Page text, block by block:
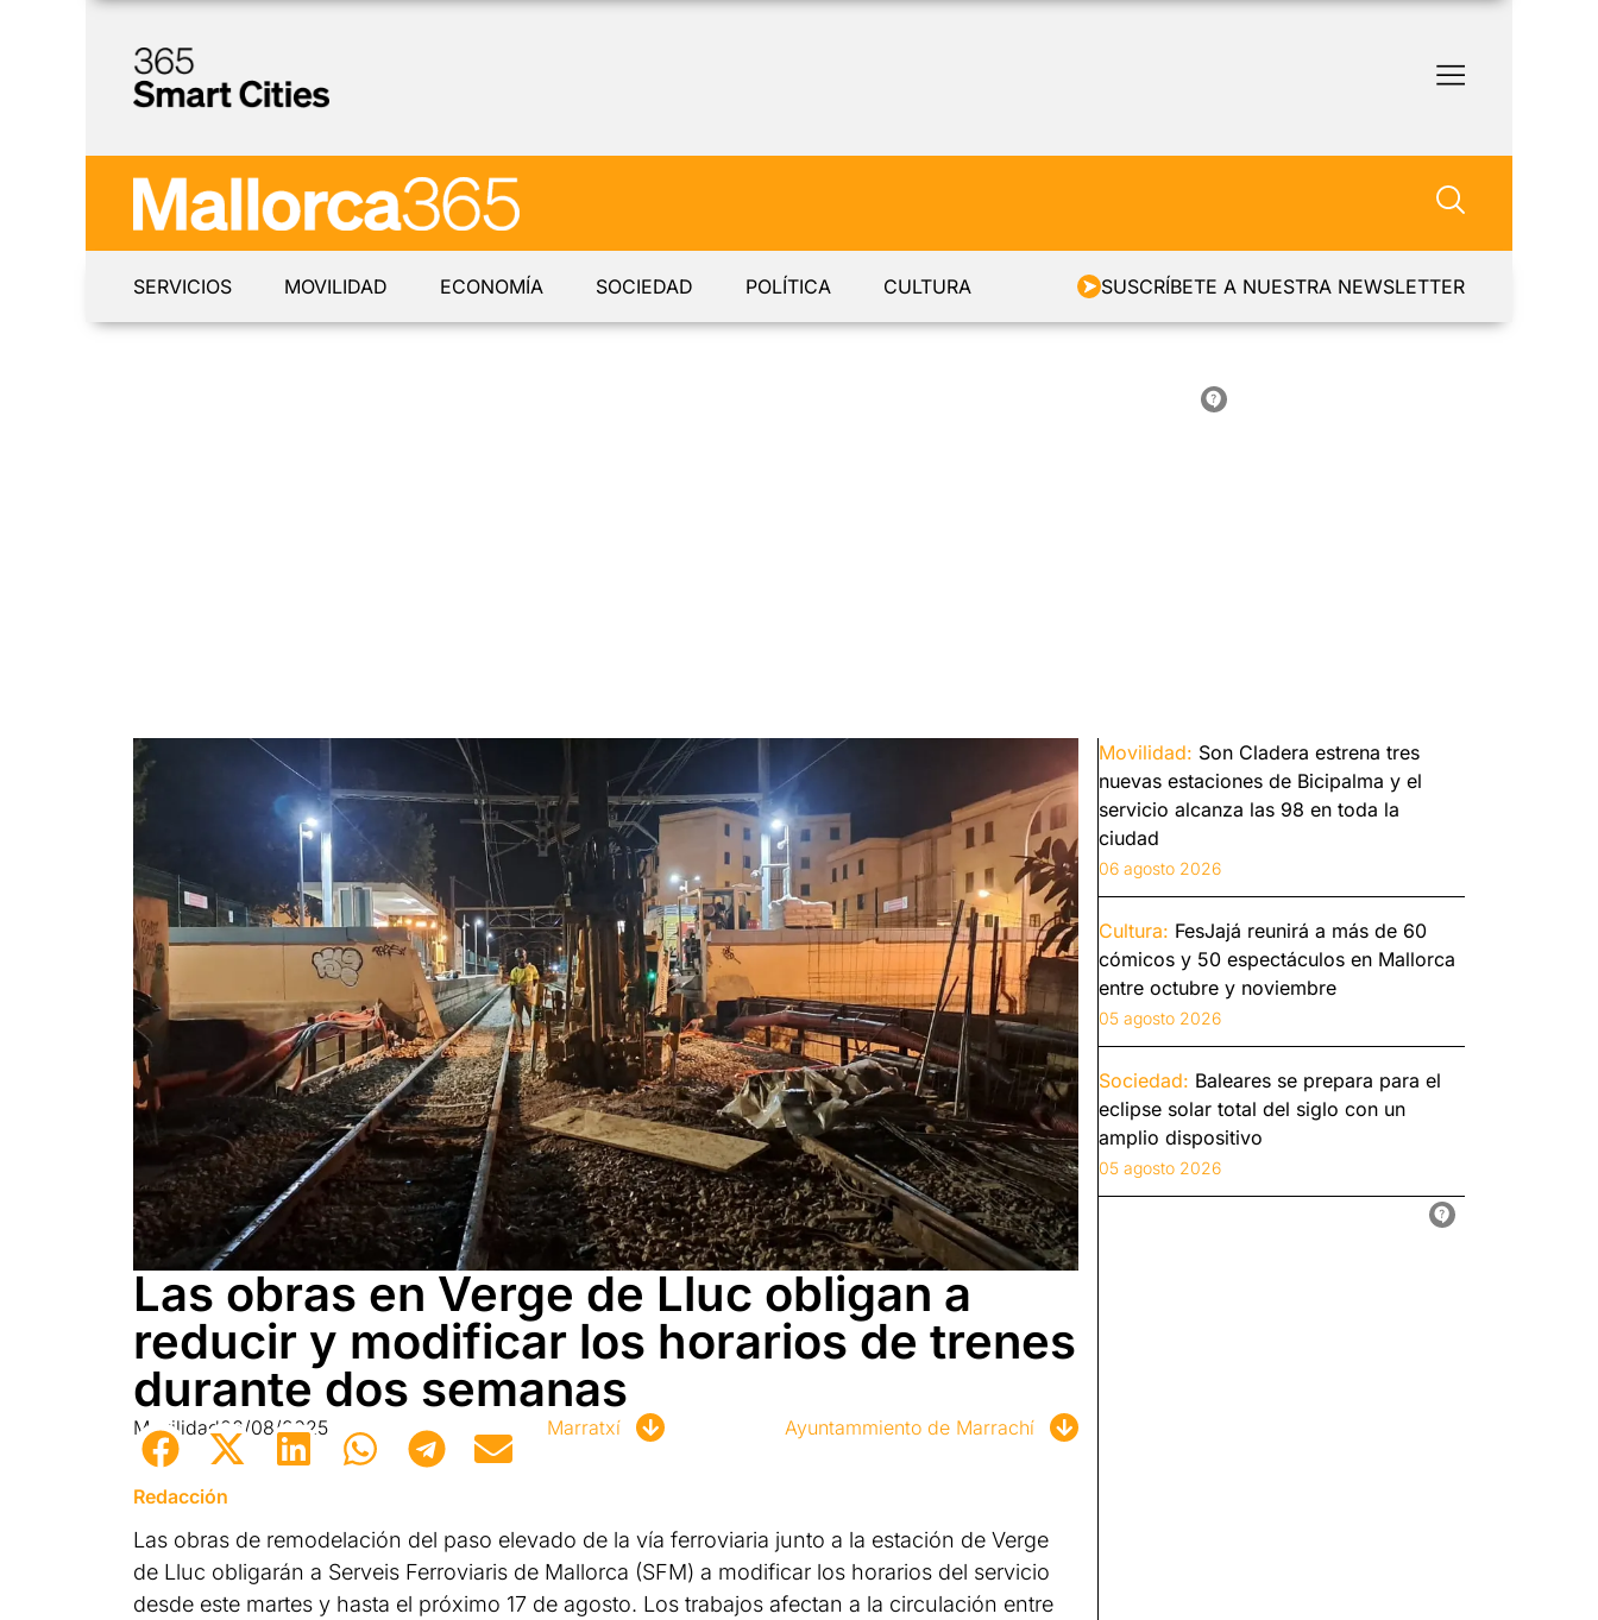
SERVICIOS MOVILIDAD ECONOMÍA SOCIEDAD POLÍTICA CULTURA SUSCRÍBETE A NUESTRA NEWSLETTER
Las obras en Verge de Lluc obligan a
reducir y modificar los horarios de trenes
durante dos semanas
Movilidad06/08/2025 Marratxí Ayuntammiento de Marrachí
Redacción
Las obras de remodelación del paso elevado de la vía ferroviaria junto a la estación de Verge
de Lluc obligarán a Serveis Ferroviaris de Mallorca (SFM) a modificar los horarios del servicio
desde este martes y hasta el próximo 17 de agosto. Los trabajos afectan a la circulación entre
Movilidad: Son Cladera estrena tres
nuevas estaciones de Bicipalma y el
servicio alcanza las 98 en toda la
ciudad
06 agosto 2026
Cultura: FesJajá reunirá a más de 60
cómicos y 50 espectáculos en Mallorca
entre octubre y noviembre
05 agosto 2026
Sociedad: Baleares se prepara para el
eclipse solar total del siglo con un
amplio dispositivo
05 agosto 2026